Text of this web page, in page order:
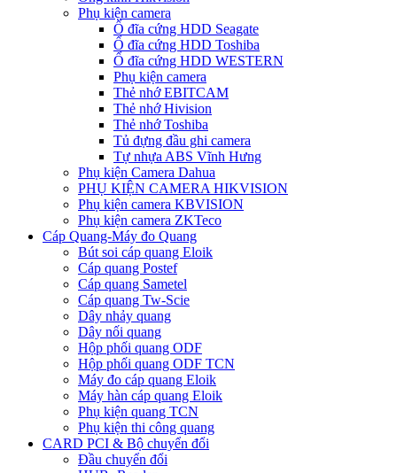
Phụ kiện camera
Ổ đĩa cứng HDD Seagate
Ổ đĩa cứng HDD Toshiba
Ổ đĩa cứng HDD WESTERN
Phụ kiện camera
Thẻ nhớ EBITCAM
Thẻ nhớ Hivision
Thẻ nhớ Toshiba
Tủ đựng đầu ghi camera
Tự nhựa ABS Vĩnh Hưng
Phụ kiện Camera Dahua
PHỤ KIỆN CAMERA HIKVISION
Phụ kiện camera KBVISION
Phụ kiện camera ZKTeco
Cáp Quang-Máy đo Quang
Bút soi cáp quang Eloik
Cáp quang Postef
Cáp quang Sametel
Cáp quang Tw-Scie
Dây nhảy quang
Dây nối quang
Hộp phối quang ODF
Hộp phối quang ODF TCN
Máy đo cáp quang Eloik
Máy hàn cáp quang Eloik
Phụ kiện quang TCN
Phụ kiện thi công quang
CARD PCI & Bộ chuyển đổi
Đầu chuyển đổi